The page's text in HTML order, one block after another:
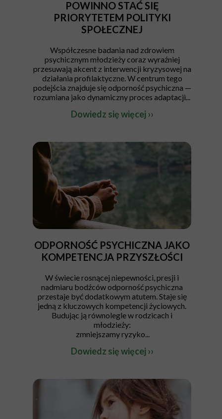
POWINNO STAĆ SIĘ
PRIORYTETEM POLITYKI
SPOŁECZNEJ
Współczesne badania nad zdrowiem
psychicznym młodzieży coraz wyraźniej
przesuwają akcent z interwencji kryzysowej na
działania profilaktyczne. W centrum tego
podejścia znajduje się odporność psychiczna —
rozumiana jako dynamiczny proces adaptacji...
Dowiedz się więcej ››
ODPORNOŚĆ PSYCHICZNA JAKO
KOMPETENCJA PRZYSZŁOŚCI
W świecie rosnącej niepewności, presji i
nadmiaru bodźców odporność psychiczna
przestaje być dodatkowym atutem. Staje się
jedną z kluczowych kompetencji życiowych.
Budując ją równolegle w rodzicach i
młodzieży:
zmniejszamy ryzyko...
Dowiedz się więcej ››